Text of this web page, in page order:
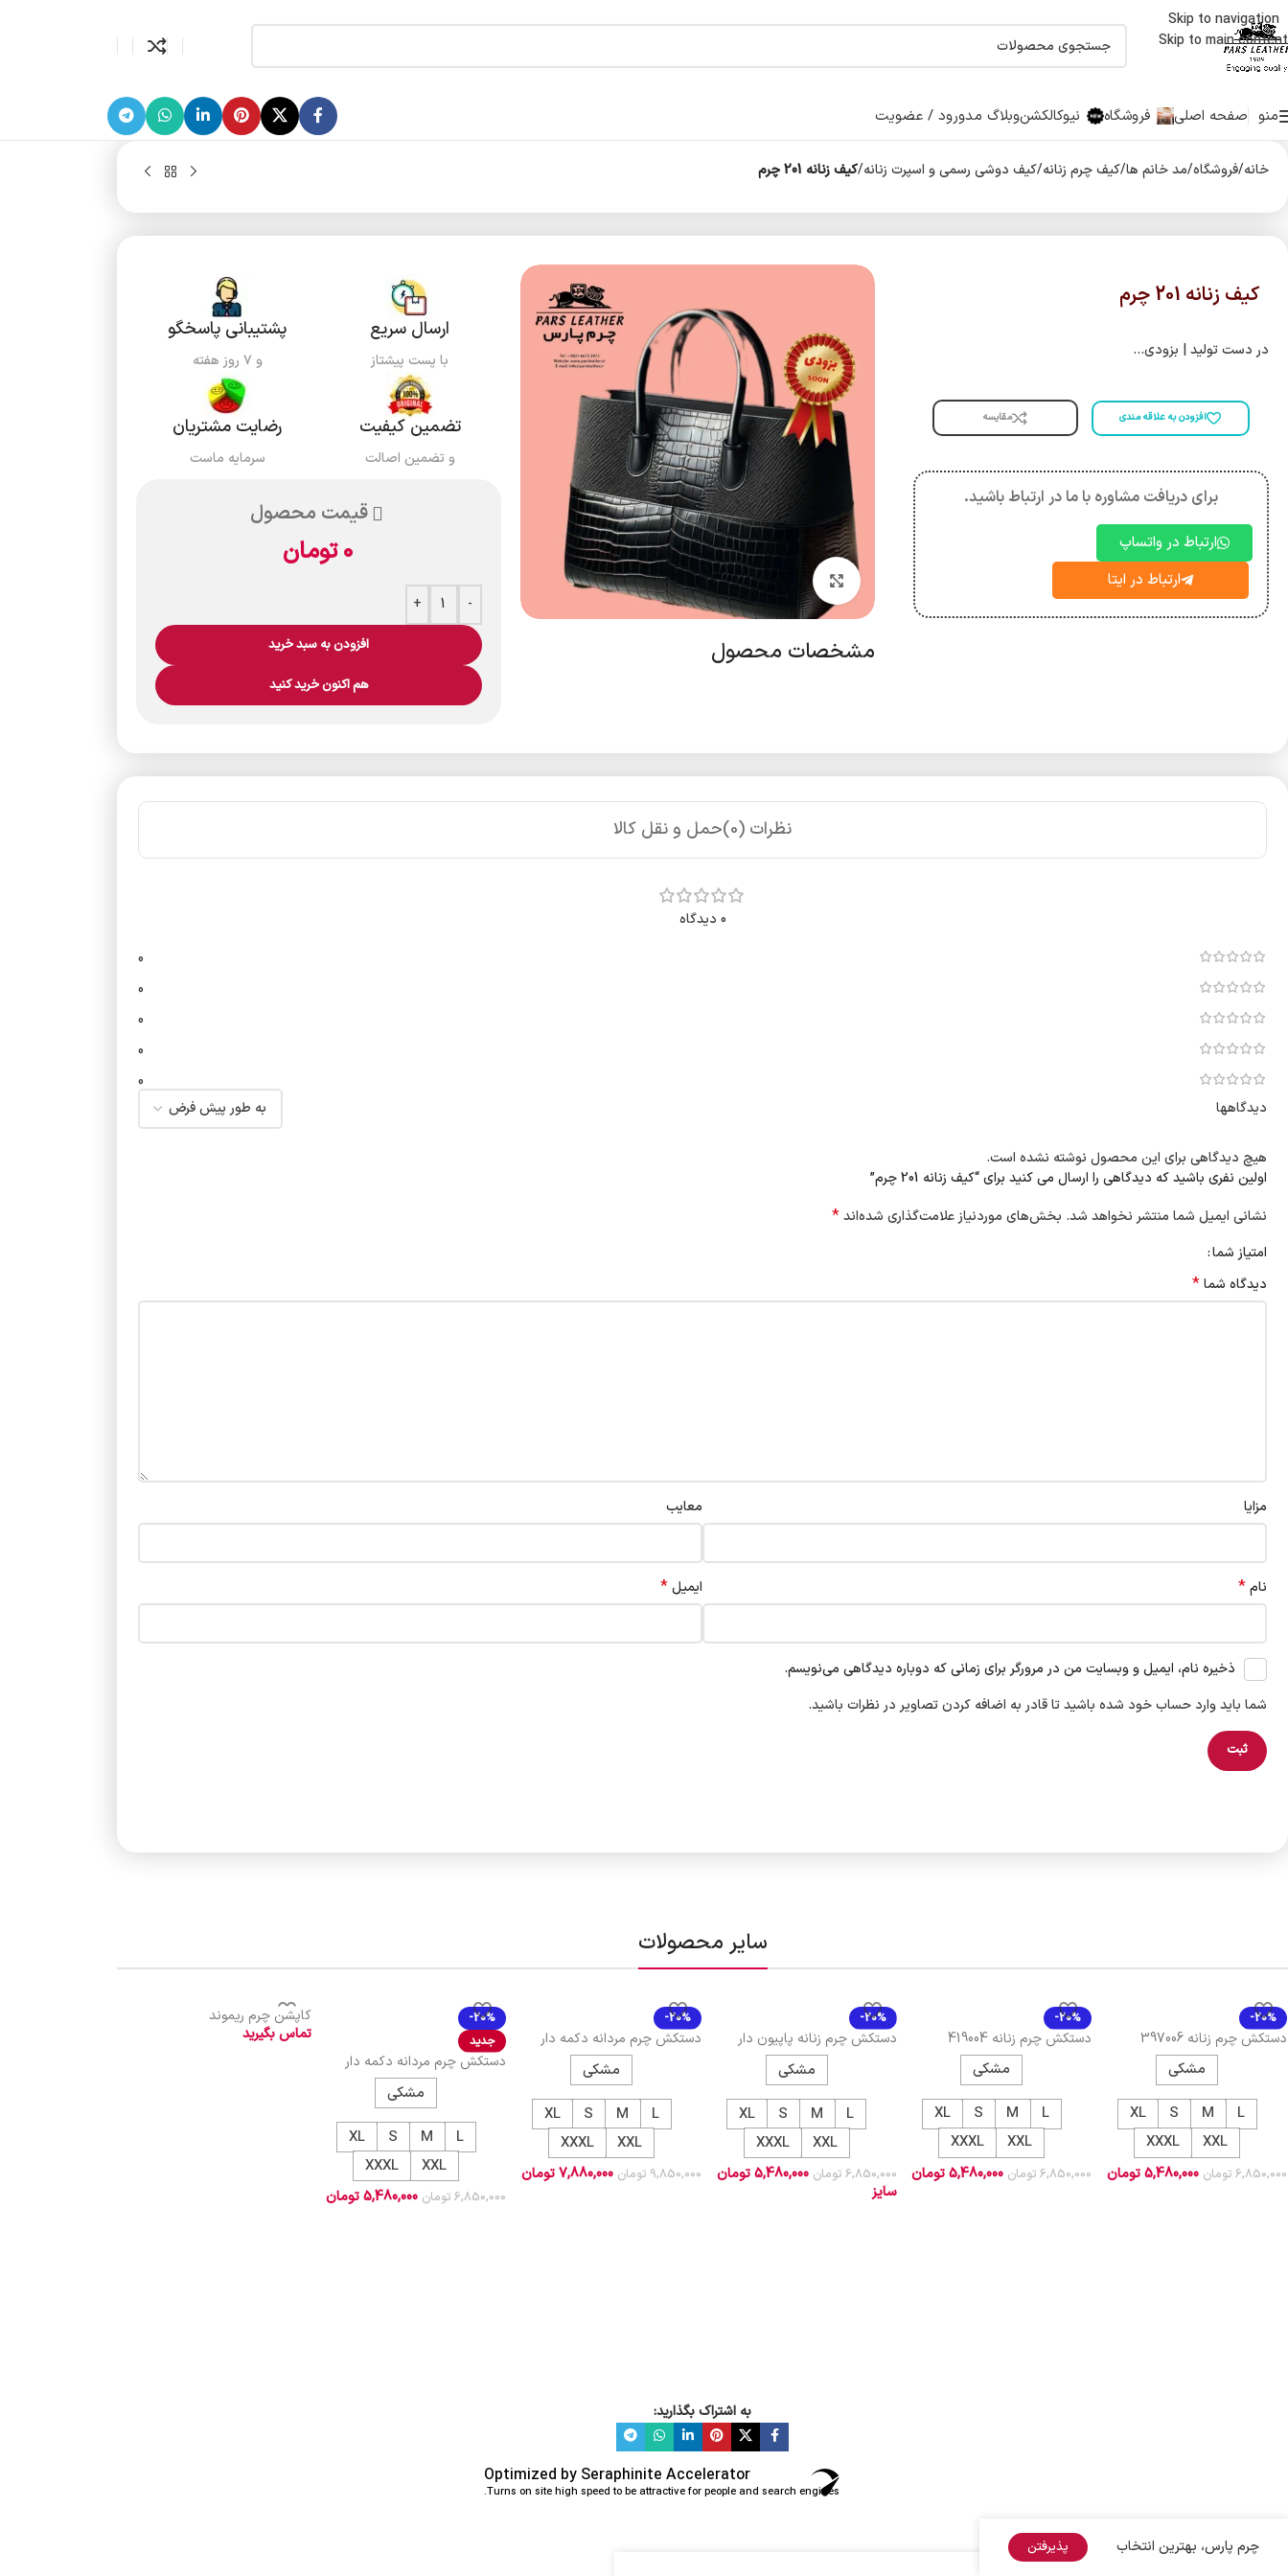
Skip to navigation
Skip to main content
اولین دارنده نشان حلال جهانی صنایع چرم درایران
منو صفحه اصلی فروشگاه نیوکالکشنوبلاگ مدورود / عضویت
خانه/فروشگاه/مد خانم ها/کیف چرم زنانه/کیف دوشی رسمی و اسپرت زنانه/کیف زنانه 201 چرم
کیف زنانه 201 چرم
در دست تولید | بزودی…
افزودن به علاقه مندی مقایسه
برای دریافت مشاوره با ما در ارتباط باشید.
ارتباط در واتساپ
ارتباط در ایتا
بزرگنمایی تصویر
مشخصات محصول
ارسال سریع
با پست پیشتاز
پشتیبانی پاسخگو
و ۷ روز هفته
تضمین کیفیت
و تضمین اصالت
رضایت مشتریان
سرمایه ماست
قیمت محصول
0تومان
-
+
افزودن به سبد خرید
هم اکنون خرید کنید
نظرات (0) حمل و نقل کالا
0 دیدگاه
0
0
0
0
0
دیدگاهها
هیچ دیدگاهی برای این محصول نوشته نشده است.
اولین نفری باشید که دیدگاهی را ارسال می کنید برای “کیف زنانه 201 چرم”
نشانی ایمیل شما منتشر نخواهد شد. بخش‌های موردنیاز علامت‌گذاری شده‌اند*
امتیاز شما
دیدگاه شما*
مزایا معایب
نام* ایمیل*
ذخیره نام، ایمیل و وبسایت من در مرورگر برای زمانی که دوباره دیدگاهی می‌نویسم.
شما باید وارد حساب خود شده باشید تا قادر به اضافه کردن تصاویر در نظرات باشید.
سایر محصولات
-20%
دستکش چرم زنانه 397006
مشکی
L
M
S
XL
XXL
XXXL
6,850,000 تومان 5,480,000تومان
-20%
دستکش چرم زنانه 419004
مشکی
L
M
S
XL
XXL
XXXL
6,850,000 تومان 5,480,000 تومان
-20%
دستکش چرم زنانه پاپیون دار
مشکی
L
M
S
XL
XXL
XXXL
6,850,000 تومان 5,480,000 تومان
سایز
-20%
دستکش چرم مردانه دکمه دار
مشکی
L
M
S
XL
XXL
XXXL
9,850,000 تومان 7,880,000تومان
-20%
جدید
دستکش چرم مردانه دکمه دار
مشکی
L
M
S
XL
XXL
XXXL
6,850,000 تومان 5,480,000 تومان
کاپشن چرم ریموند
تماس بگیرید
به اشتراک بگذارید:
چرم پارس، بهترین انتخاب پذیرفتن
-
Optimized by Seraphinite Accelerator
Turns on site high speed to be attractive for people and search engines.